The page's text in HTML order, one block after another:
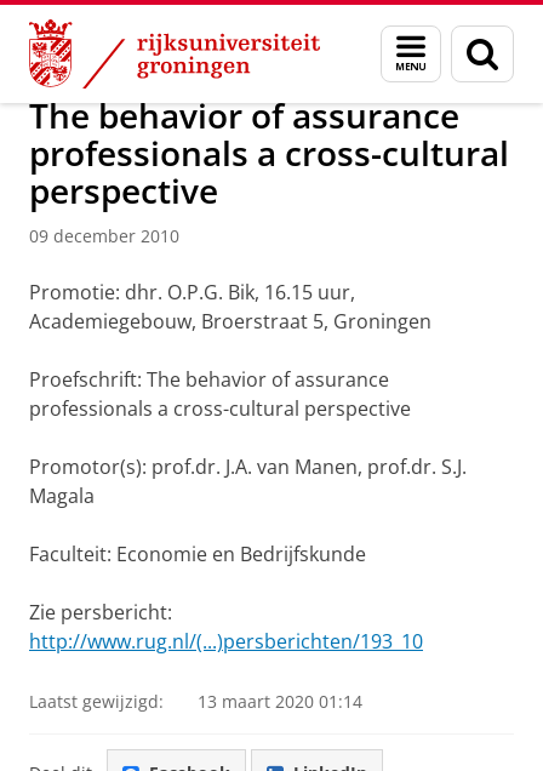
Skip
Content
Skip
Navigation
Menu
en
zoeken
Over ons Actueel Nieuws Nieuwsberichten
The behavior of assurance
professionals a cross-cultural
perspective
09 december 2010
Promotie: dhr. O.P.G. Bik, 16.15 uur,
Academiegebouw, Broerstraat 5, Groningen
Proefschrift: The behavior of assurance
professionals a cross-cultural perspective
Promotor(s): prof.dr. J.A. van Manen, prof.dr. S.J.
Magala
Faculteit: Economie en Bedrijfskunde
Zie persbericht:
http://www.rug.nl/(...)persberichten/193_10
Laatst gewijzigd: 13 maart 2020 01:14